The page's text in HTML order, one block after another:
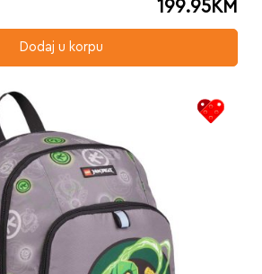
199.95KM
Dodaj u korpu